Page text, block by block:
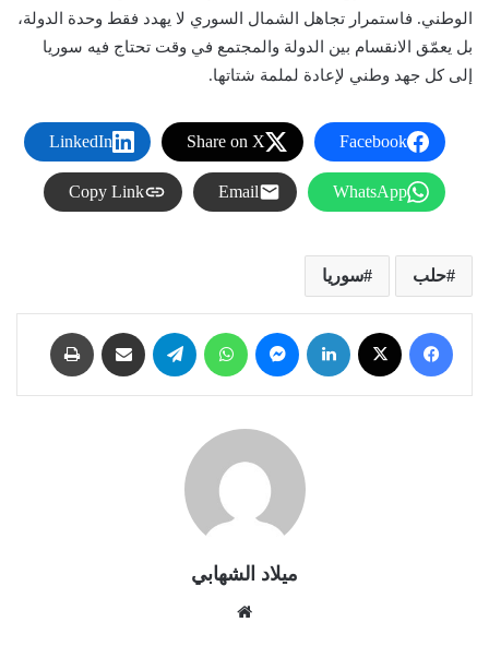
الوطني. فاستمرار تجاهل الشمال السوري لا يهدد فقط وحدة الدولة،
بل يعمّق الانقسام بين الدولة والمجتمع في وقت تحتاج فيه سوريا
إلى كل جهد وطني لإعادة لملمة شتاتها.
Facebook
Share on X
LinkedIn
WhatsApp
Email
Copy Link
حلب سوريا
فيسبوك لينكدإن ماسنجر واتساب تيلقرام مشاركة عبر البريد
ميلاد الشهابي